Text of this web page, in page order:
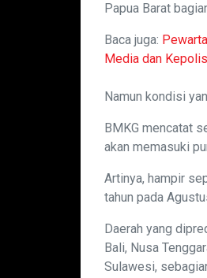
Papua Barat
Baca juga:
Media dan
Namun kondisi
BMKG mencatat
akan memasuki
Artinya, hampir
tahun pada
Daerah yang
Bali, Nusa
Sulawesi,